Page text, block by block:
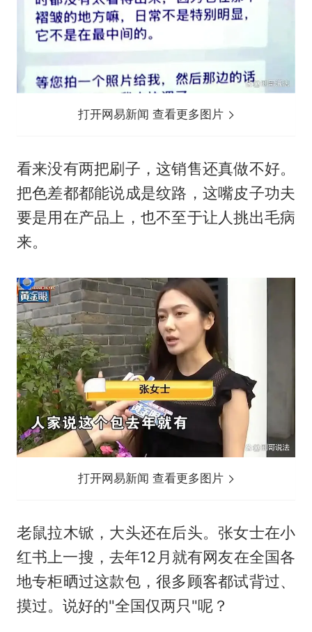
打开网易新闻 查看更多图片
看来没有两把刷子，这销售还真做不好。
把色差都都能说成是纹路，这嘴皮子功夫
要是用在产品上，也不至于让人挑出毛病
来。
打开网易新闻 查看更多图片
老鼠拉木锨，大头还在后头。张女士在小
红书上一搜，去年12月就有网友在全国各
地专柜晒过这款包，很多顾客都试背过、
摸过。说好的"全国仅两只"呢？